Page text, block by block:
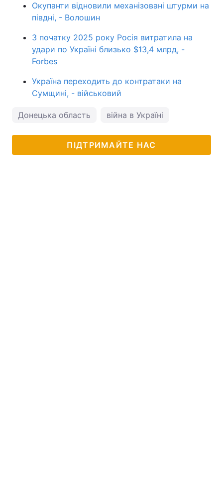
Окупанти відновили механізовані штурми на
півдні, - Волошин
З початку 2025 року Росія витратила на
удари по Україні близько $13,4 млрд, -
Forbes
Україна переходить до контратаки на
Сумщині, - військовий
Донецька область війна в Україні
ПІДТРИМАЙТЕ НАС